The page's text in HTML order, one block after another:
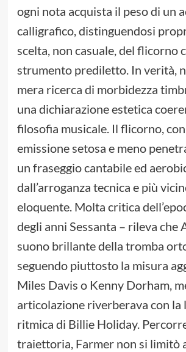
ogni nota acquista il peso di un
calligrafico, distinguendosi
scelta, non casuale, del flicorno
strumento prediletto. In verità,
mera ricerca di morbidezza
una dichiarazione estetica
filosofia musicale. Il flicorno,
emissione setosa e meno
un fraseggio cantabile ed
dall’arroganza tecnica e più
eloquente. Molta critica
degli anni Sessanta – rileva che
suono brillante della tromba
seguendo piuttosto la misura
Miles Davis o Kenny Dorham,
articolazione riverberava con la
ritmica di Billie Holiday.
traiettoria, Farmer non si limitò